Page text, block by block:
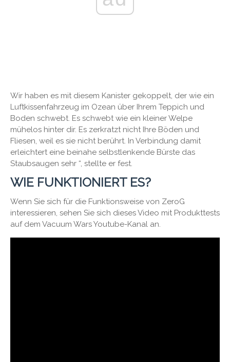
Wir haben es mit diesem Kanister gekoppelt, der wie ein
Luftkissenfahrzeug im Ozean über Ihrem Teppich und
Boden schwebt. Es schwebt wie ein kleiner Welpe
mühelos hinter dir. Es zerkratzt nicht Ihre Böden und
Fliesen, weil es sie nicht berührt. In Verbindung damit
erleichtert eine beinahe selbstlenkende Bürste das
Staubsaugen sehr “, stellte er fest.
WIE FUNKTIONIERT ES?
Wenn Sie sich für die Funktionsweise von ZeroG
interessieren, sehen Sie sich dieses Video mit Produkttests
auf dem Vacuum Wars Youtube-Kanal an.